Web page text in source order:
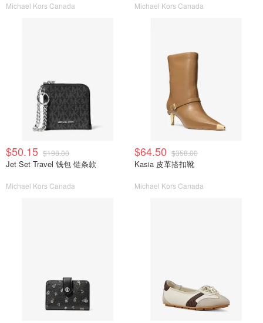
Michael Kors Canada Michael Kors Canada
$50.15 $198.00
Jet Set Travel 钱包 链条款
Michael Kors Canada
$64.50 $358.00
Kasia 皮革搭扣靴
Michael Kors Canada